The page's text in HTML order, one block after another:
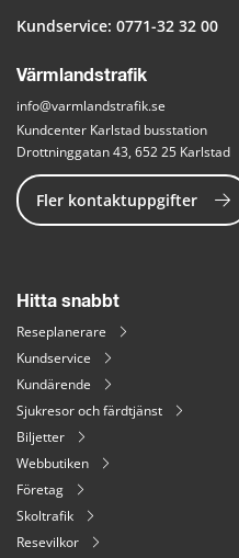
Kundservice: 0771-32 32 00
Värmlandstrafik
info@varmlandstrafik.se
Kundcenter Karlstad busstation
Drottninggatan 43, 652 25 Karlstad
Fler kontaktuppgifter
Hitta snabbt
Reseplanerare
Kundservice
Kundärende
Sjukresor och färdtjänst
Biljetter
Webbutiken
Företag
Skoltrafik
Resevilkor